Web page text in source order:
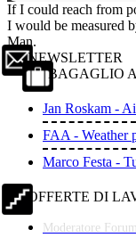
If I could reach from
I would be measured
Man.
NEWSLETTER
BAGAGLIO
Jan Roskam -
FAA - Weather
Marco Festa -
OFFERTE DI
Moderatore Forum